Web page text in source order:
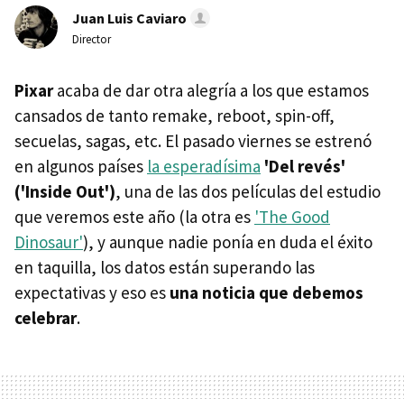
Juan Luis Caviaro
Director
Pixaracaba de dar otra alegría a los que estamos
cansados de tanto remake, reboot, spin-off,
secuelas, sagas, etc. El pasado viernes se estrenó
en algunos países la esperadísima 'Del revés'
('Inside Out'), una de las dos películas del estudio
que veremos este año (la otra es 'The Good
Dinosaur'), y aunque nadie ponía en duda el éxito
en taquilla, los datos están superando las
expectativas y eso es una noticia que debemos
celebrar.